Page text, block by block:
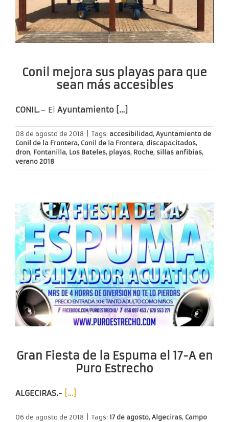
Conil mejora sus playas para que
sean más accesibles
CONIL.– El Ayuntamiento […]
08 de agosto de 2018 Tags: accesibilidad , Ayuntamiento de
Conil de la Frontera, Conil de la Frontera, discapacitados,
dron, Fontanilla, Los Bateles, playas, Roche, sillas anfibias,
verano 2018
Gran Fiesta de la Espuma el 17-A en
Puro Estrecho
ALGECIRAS.- […]
06 de agosto de 2018 Tags: 17 de agosto, Algeciras, Campo